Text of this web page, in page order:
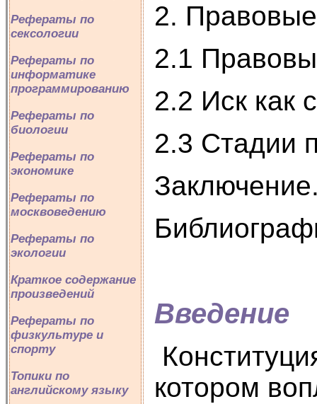
Рефераты по
сексологии
Рефераты по
информатике
программированию
Рефераты по
биологии
Рефераты по
экономике
Рефераты по
москвоведению
Рефераты по
экологии
Краткое содержание
произведений
Рефераты по
физкультуре и
спорту
Топики по
английскому языку
2.
2.1
2.2 Иск как
2.3 Стадии
Введение
котором